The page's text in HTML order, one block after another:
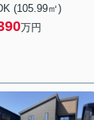
(105.99㎡)
万円